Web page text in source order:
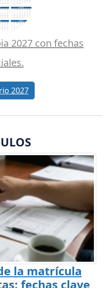
2027 con fechas
2027
la matrícula
fechas clave